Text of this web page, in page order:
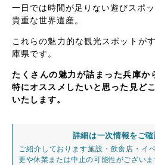
一日では時間が足りない遊びスポッ
貴重な世界遺産。
これらの魅力的な観光スポットが
庫県です。
たくさんの魅力が詰まった兵庫
特にオススメしたいと思った見ど
いたします。
詳細は一次情報をご
ご紹介しております施設・飲食店・イ
更や休業または中止の可能性がございま